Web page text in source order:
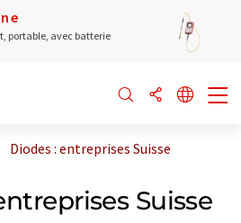
portable, avec batterie
Diodes : entreprises Suisse
Suisse